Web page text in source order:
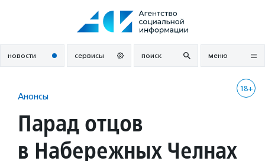
новости сервисы поиск меню
18+
Анонсы
Парад отцов
в Набережных Челнах